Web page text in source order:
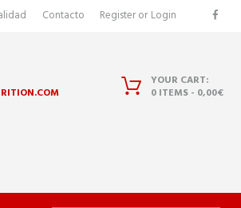
Contacto Registeror Login
YOUR CART:
0 ITEMS- 0,00€